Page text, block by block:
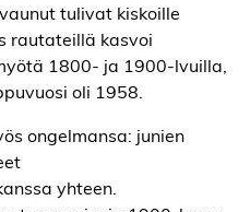
tulivat kiskoille
rautateillä kasvoi
1800- ja 1900-lvuilla,
oli 1958.
ongelmansa: junien
yhteen.